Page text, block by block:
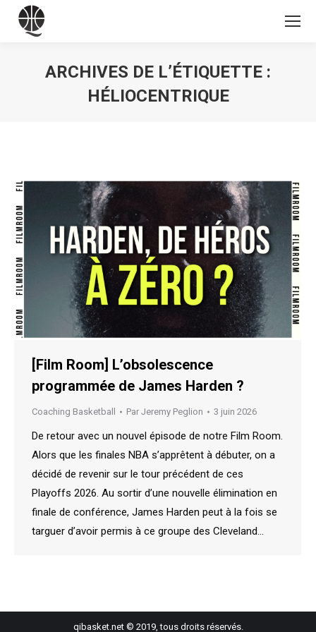
ARCHIVES DE L’ÉTIQUETTE :
HÉLIOCENTRIQUE
[Film Room] L’obsolescence
programmée de James Harden ?
Coaching Basketball Par Jeremy Peglion 3 juin 2026
De retour avec un nouvel épisode de notre Film Room.
Alors que les finales NBA s’apprêtent à débuter, on a
décidé de revenir sur le tour précédent de ces
Playoffs 2026. Au sortir d’une nouvelle élimination en
finale de conférence, James Harden peut à la fois se
targuer d’avoir permis à ce groupe des Cleveland…
qibasket.net © 2019, tous droits réservés.